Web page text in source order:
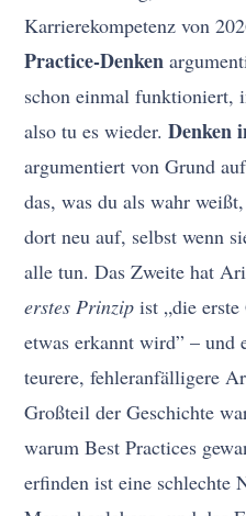
Karrierekompetenz von
Practice-Denken
schon einmal funktioniert,
also tu es wieder.Denken
argumentiert von Grund
das, was du als wahr
dort neu auf, selbst wenn
alle tun. Das Zweite hat
erstes Prinzip ist „die
etwas erkannt wird” – und
teurere, fehleranfälligere
Großteil der Geschichte
warum Best Practices
erfinden ist eine schlechte